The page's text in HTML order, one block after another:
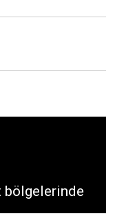
bölgelerinde